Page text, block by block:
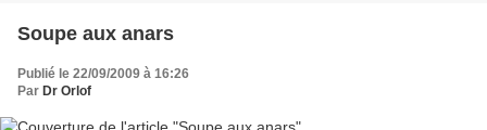
Soupe aux anars
Publié le 22/09/2009 à 16:26
Par Dr Orlof